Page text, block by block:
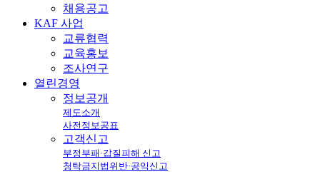
채용공고
KAF 사업
교류협력
교육홍보
조사연구
열린경영
정보공개
제도소개
사전정보공표
고객신고
부정부패·갑질피해 신고
청탁금지법위반·공익신고